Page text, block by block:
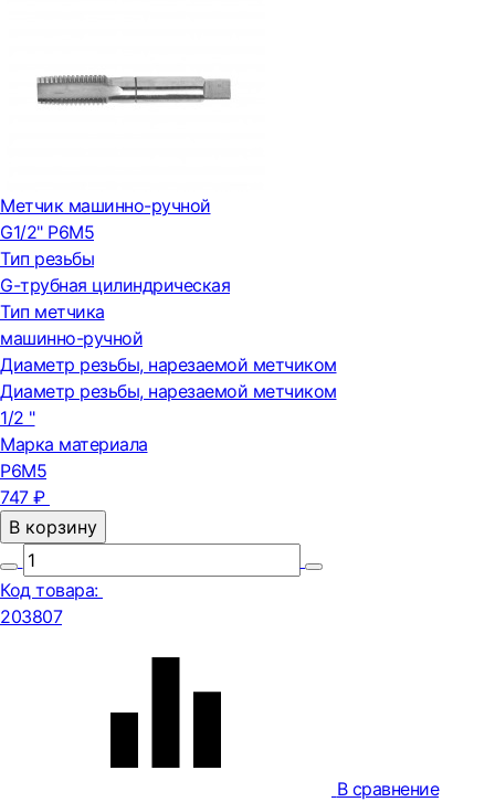
Метчик машинно-ручной
G1/2" Р6М5
Тип резьбы
G-трубная цилиндрическая
Тип метчика
машинно-ручной
Диаметр резьбы, нарезаемой метчиком
Диаметр резьбы, нарезаемой метчиком
1/2 "
Марка материала
Р6М5
747 ₽
В корзину
Код товара:
203807
В сравнение